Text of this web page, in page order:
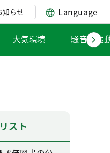
知らせ Language
大気環境 騒音・振
東日本旅客鉄道南武線（谷
スト